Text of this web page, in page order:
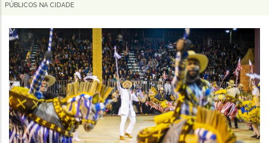
de
navegação
PÚBLICOS NA CIDADE